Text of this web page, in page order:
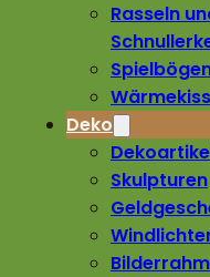
Rasseln
Deko
Skulpturen